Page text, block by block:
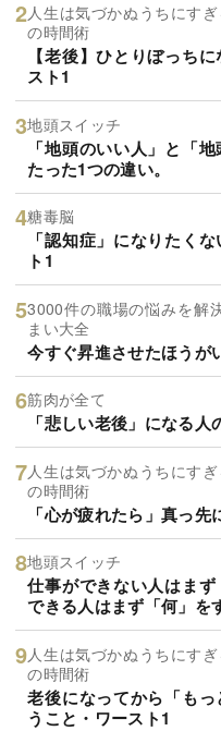
人生は気づかぬうちにす
の時間術
【老後】ひとりぼっち
スト1
地頭スイッチ
「地頭のいい人」と「
たった1つの違い。
糖毒脳
「認知症」になりたく
ト1
3000件の職場の悩みを解
まい大全
今すぐ昇進させたほうが
筋肉が全て
「悲しい老後」になる人
人生は気づかぬうちにす
の時間術
「心が疲れたら」真っ
地頭スイッチ
仕事ができない人はま
できる人はまず「何」を
人生は気づかぬうちにす
の時間術
老後になってから「も
うこと・ワースト1